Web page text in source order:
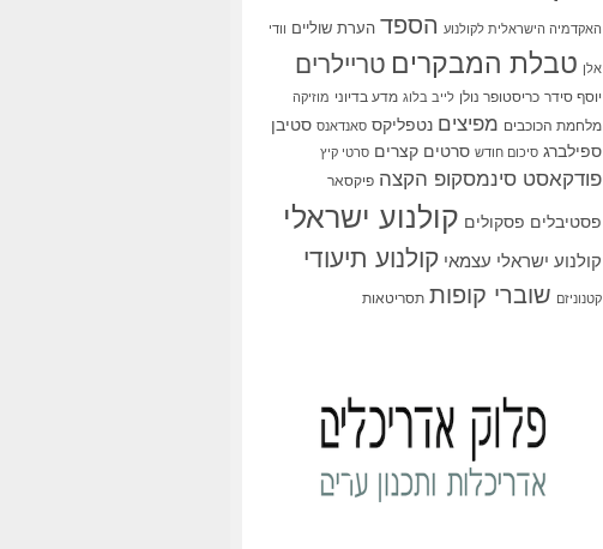
האקדמיה הישראלית לקולנוע הספד הערת שוליים וודי
אלן טבלת המבקרים טריילרים
יוסף סידר כריסטופר נולן לייב בלוג מדע בדיוני מוזיקה
מלחמת הכוכבים מפיצים נטפליקס סאנדאנס סטיבן
ספילברג סיכום חודש סרטים קצרים סרטי קיץ
פודקאסט סינמסקופ הקצה פיקסאר
פסטיבלים פסקולים קולנוע ישראלי
קולנוע ישראלי עצמאי קולנוע תיעודי
קטנוניזם שוברי קופות תסריטאות